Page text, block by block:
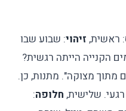
ראשית, זיהוי: שבוע שבו
הקנייה הייתה רגשית?
מתוך מצוקה". מתנות, כן.
שלישית, חלופה: